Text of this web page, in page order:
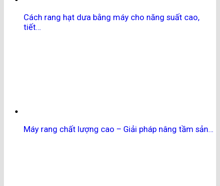
Cách rang hạt dưa bằng máy cho năng suất cao,
tiết…
Máy rang chất lượng cao – Giải pháp nâng tầm sản…